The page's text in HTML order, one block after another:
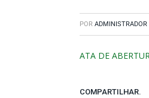
POR ADMINISTRADOR
ATA DE
COMPARTILHAR.